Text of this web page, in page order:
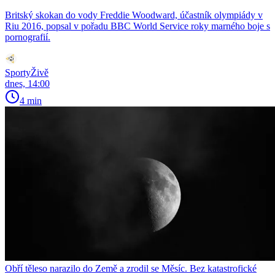
Britský skokan do vody Freddie Woodward, účastník olympiády v
Riu 2016, popsal v pořadu BBC World Service roky marného boje s
pornografií.
SportyŽivě
dnes, 14:00
4 min
Obří těleso narazilo do Země a zrodil se Měsíc. Bez katastrofické